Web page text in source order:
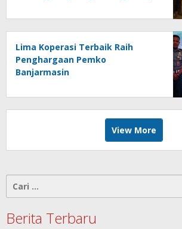
Lima Koperasi Terbaik Raih
Penghargaan Pemko
Banjarmasin
View More
Cari
untuk:
Berita Terbaru